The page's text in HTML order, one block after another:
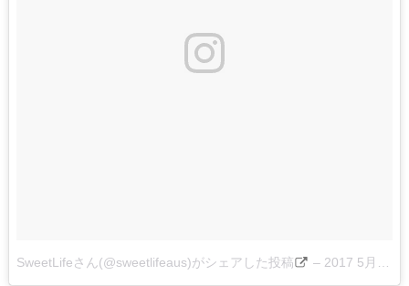
SweetLifeさん(@sweetlifeaus)がシェアした投稿 – 2017 5月 4 12:31午前 PDT